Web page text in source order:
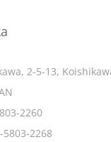
2-5-13,
2260
5803-2268